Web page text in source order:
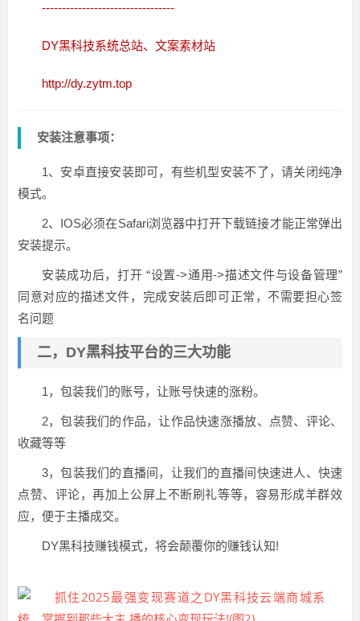
---------------------------------
DY黑科技系统总站、文案素材站
http://dy.zytm.top
安装注意事项：
1、安卓直接安装即可，有些机型安装不了，请关闭纯净
模式。
2、IOS必须在Safari浏览器中打开下载链接才能正常弹出
安装提示。
安装成功后，打开 “设置->通用->描述文件与设备管理”
同意对应的描述文件，完成安装后即可正常，不需要担心签
名问题
二，DY黑科技平台的三大功能
1，包装我们的账号，让账号快速的涨粉。
2，包装我们的作品，让作品快速涨播放、点赞、评论、
收藏等等
3，包装我们的直播间，让我们的直播间快速进人、快速
点赞、评论，再加上公屏上不断刷礼等等，容易形成羊群效
应，便于主播成交。
DY黑科技赚钱模式，将会颠覆你的赚钱认知!